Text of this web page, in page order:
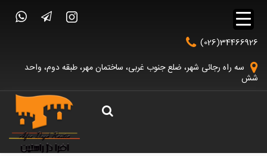
(026)34466926
سه راه رجائی شهر، ضلع جنوب غربی، ساختمان مهر، طبقه دوم، واحد
شش